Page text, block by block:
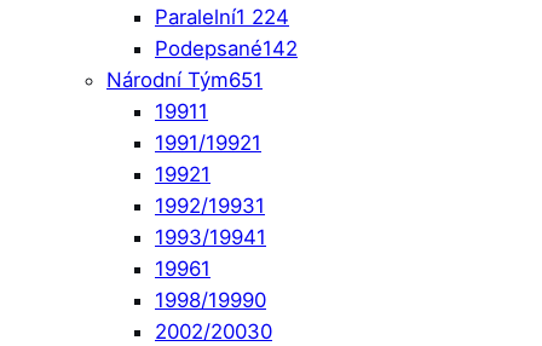
Paralelní1 224
Podepsané142
Národní Tým651
19911
1991/19921
19921
1992/19931
1993/19941
19961
1998/19990
2002/20030